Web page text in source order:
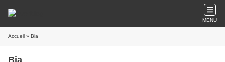
MENU
Accueil » Bia
Bia